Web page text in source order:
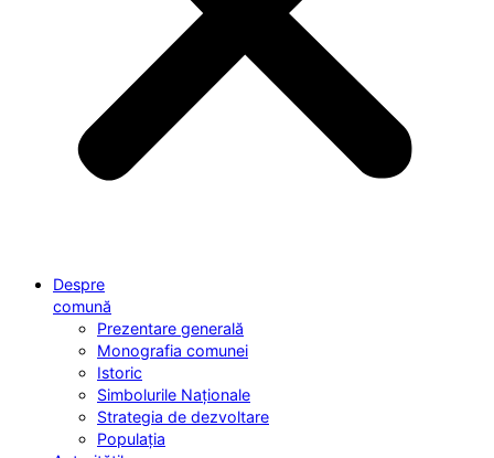
Despre
comună
Prezentare generală
Monografia comunei
Istoric
Simbolurile Naționale
Strategia de dezvoltare
Populația